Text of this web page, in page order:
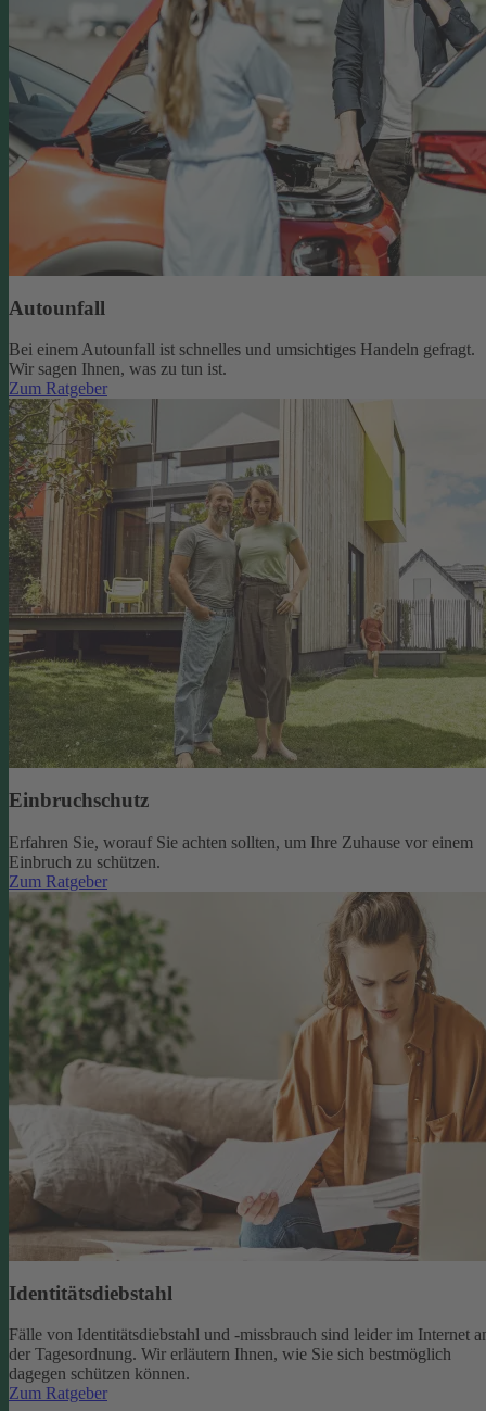
Autounfall
Bei einem Autounfall ist schnelles und umsichtiges Handeln gefragt.
Wir sagen Ihnen, was zu tun ist.
Zum Ratgeber
Einbruchschutz
Erfahren Sie, worauf Sie achten sollten, um Ihre Zuhause vor einem
Einbruch zu schützen.
Zum Ratgeber
Identitätsdiebstahl
Fälle von Identitätsdiebstahl und -missbrauch sind leider im Internet
der Tagesordnung. Wir erläutern Ihnen, wie Sie sich bestmöglich
dagegen schützen können.
Zum Ratgeber